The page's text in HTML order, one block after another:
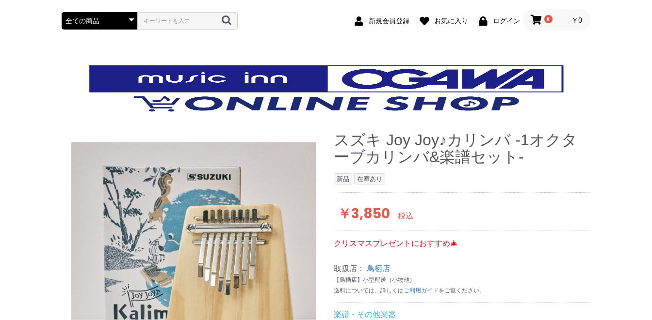
新規会員登録 お気に入り ログイン 0 ￥0
スズキ Joy Joy♪カリンバ -1オクタ
ーブカリンバ&楽譜セット-
新品 在庫あり
￥3,850 税込
クリスマスプレゼントにおすすめ🎄
取扱店： 鳥栖店
【鳥栖店】小型配送（小物他）
送料については、詳しくはご利用ガイドをご覧ください。
楽譜・その他楽器